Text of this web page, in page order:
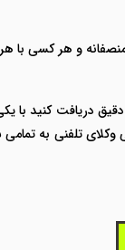
و هر کسی با هر
قیمت دقیق دریافت
تلفنی به